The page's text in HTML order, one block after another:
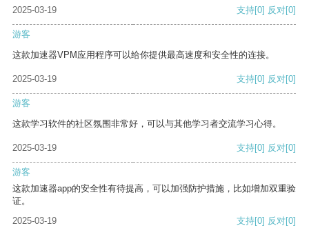
2025-03-19 支持[0] 反对[0]
游客
这款加速器VPM应用程序可以给你提供最高速度和安全性的连接。
2025-03-19 支持[0] 反对[0]
游客
这款学习软件的社区氛围非常好，可以与其他学习者交流学习心得。
2025-03-19 支持[0] 反对[0]
游客
这款加速器app的安全性有待提高，可以加强防护措施，比如增加双重验
证。
2025-03-19
支持[0] 反对[0]